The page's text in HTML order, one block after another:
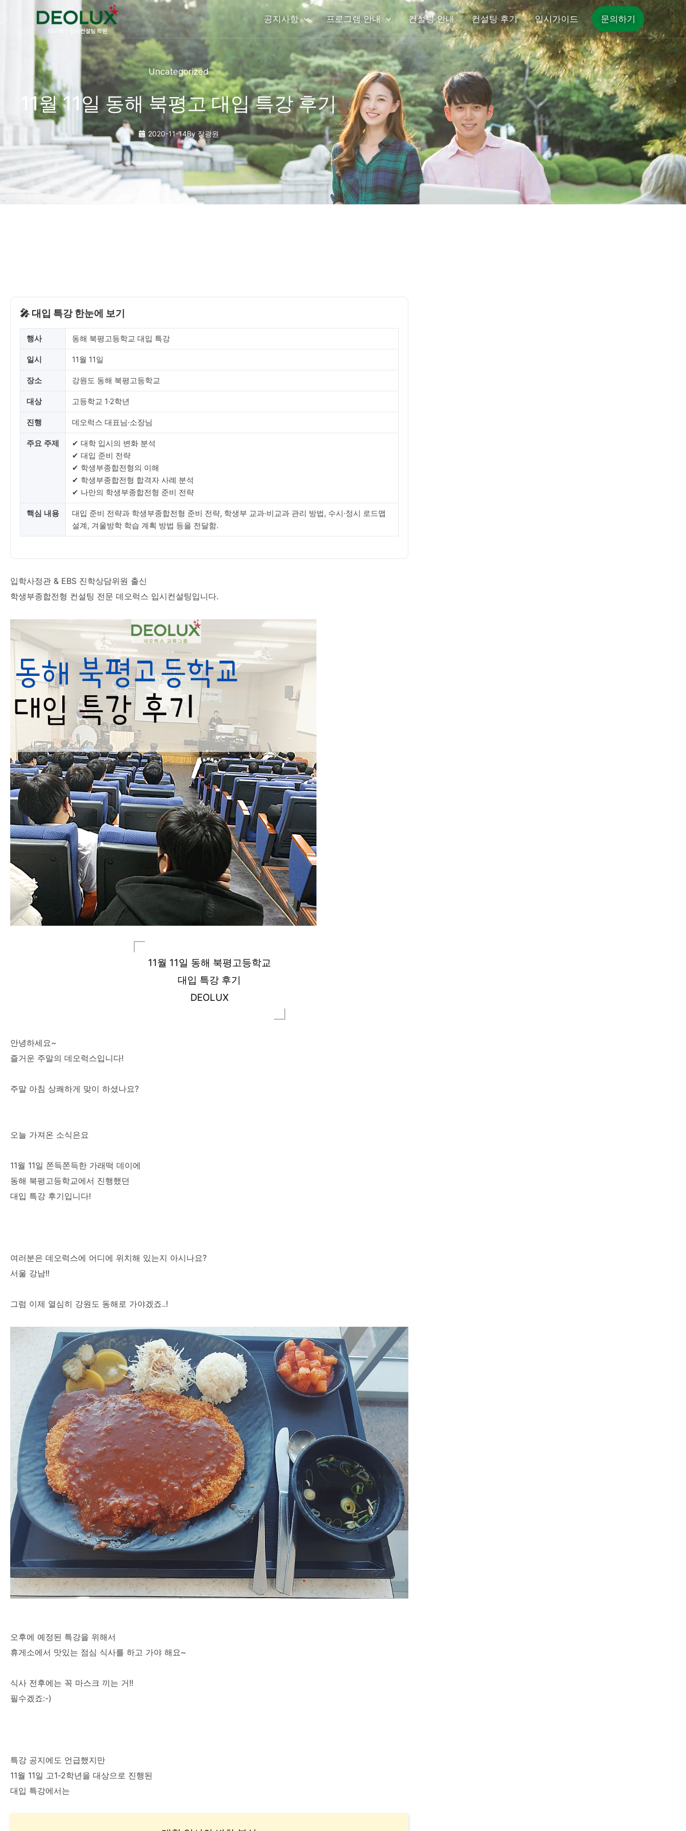
공지사항 프로그램 안내 컨설팅 안내 컨설팅 후기 입시가이드 문의하기
Uncategorized
11월 11일 동해 북평고 대입 특강 후기
2020-11-14By 장광원
🎤 대입 특강 한눈에 보기
행사 동해 북평고등학교 대입 특강
일시 11월 11일
장소 강원도 동해 북평고등학교
대상 고등학교 1·2학년
진행 데오럭스 대표님·소장님
주요 주제
✔ 대학 입시의 변화 분석
✔ 대입 준비 전략
✔ 학생부종합전형의 이해
✔ 학생부종합전형 합격자 사례 분석
✔ 나만의 학생부종합전형 준비 전략
핵심 내용
대입 준비 전략과 학생부종합전형 준비 전략, 학생부 교과·비교과 관리 방법, 수시·정시 로드맵
설계, 겨울방학 학습 계획 방법 등을 전달함.
입학사정관 & EBS 진학상담위원 출신
학생부종합전형 컨설팅 전문 데오럭스 입시컨설팅입니다.
11월 11일 동해 북평고등학교
대입 특강 후기
DEOLUX
안녕하세요~
즐거운 주말의 데오럭스입니다!
주말 아침 상쾌하게 맞이 하셨나요?
오늘 가져온 소식은요
11월 11일 쫀득쫀득한 가래떡 데이에
동해 북평고등학교에서 진행했던
대입 특강 후기입니다!
여러분은 데오럭스에 어디에 위치해 있는지 아시나요?
서울 강남!!
그럼 이제 열심히 강원도 동해로 가야겠죠..!
오후에 예정된 특강을 위해서
휴게소에서 맛있는 점심 식사를 하고 가야 해요~
식사 전후에는 꼭 마스크 끼는 거!!
필수겠죠:-)
특강 공지에도 언급했지만
11월 11일 고1-2학년을 대상으로 진행된
대입 특강에서는